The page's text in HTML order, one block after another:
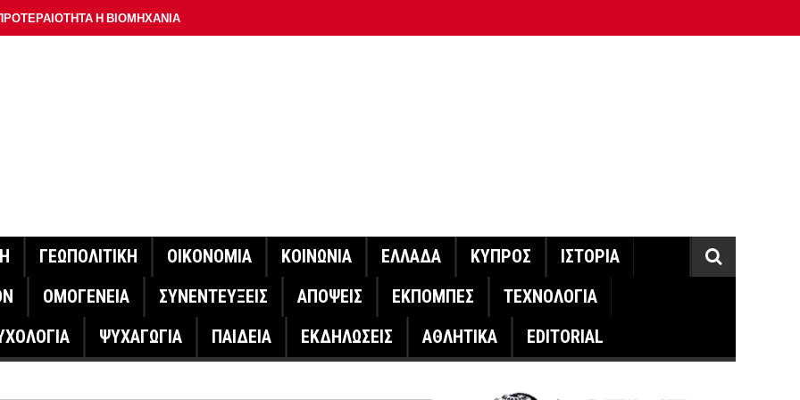
Η ΒΙΟΜΗΧΑΝΙΑ
Η ΠΛΑΤΦΟΡΜΑ
ΣΑΝ ΣΗΜΕΡΑ
Ο ΜΗΤΣΟΤΑΚΗΣ ΓΙΑ ΤΟΥΣ ΠΥΡΟΠΛΗΚΤΟΥΣ
ΕΡΕΥΝΗΤΗΣ ΣΤΗ ΔΑΝΙΑ ΣΧΕΔΙΑΖΕΙ DRONE ΓΙΑ ΤΗ
ΓΕΩΠΟΛΙΤΙΚΗ ΟΙΚΟΝΟΜΙΑ ΚΟΙΝΩΝΙΑ ΕΛΛΑΔΑ ΚΥΠΡΟΣ
ΙΣΤΟΡΙΑ
ΟΜΟΓΕΝΕΙΑ ΣΥΝΕΝΤΕΥΞΕΙΣ ΑΠΟΨΕΙΣ ΕΚΠΟΜΠΕΣ
ΤΕΧΝΟΛΟΓΙΑ
ΨΥΧΑΓΩΓΙΑ ΠΑΙΔΕΙΑ ΕΚΔΗΛΩΣΕΙΣ ΑΘΛΗΤΙΚΑ EDITORIAL